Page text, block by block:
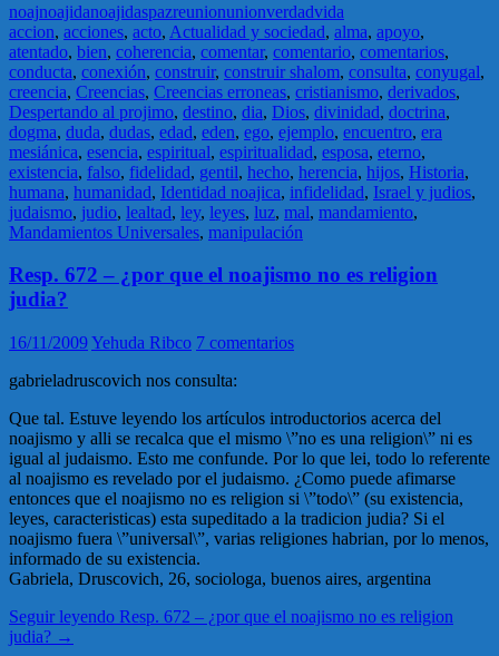
noajnoajidanoajidaspazreunionunionverdadvida
accion, acciones, acto, Actualidad y sociedad, alma, apoyo,
atentado, bien, coherencia, comentar, comentario, comentarios,
conducta, conexión, construir, construir shalom, consulta, conyugal,
creencia, Creencias, Creencias erroneas, cristianismo, derivados,
Despertando al projimo, destino, dia, Dios, divinidad, doctrina,
dogma, duda, dudas, edad, eden, ego, ejemplo, encuentro, era
mesiánica, esencia, espiritual, espiritualidad, esposa, eterno,
existencia, falso, fidelidad, gentil, hecho, herencia, hijos, Historia,
humana, humanidad, Identidad noajica, infidelidad, Israel y judios,
judaismo, judio, lealtad, ley, leyes, luz, mal, mandamiento,
Mandamientos Universales, manipulación
Resp. 672 – ¿por que el noajismo no es religion
judia?
16/11/2009Yehuda Ribco 7 comentarios
gabrieladruscovich nos consulta:
Que tal. Estuve leyendo los artículos introductorios acerca del
noajismo y alli se recalca que el mismo \”no es una religion\” ni es
igual al judaismo. Esto me confunde. Por lo que lei, todo lo referente
al noajismo es revelado por el judaismo. ¿Como puede afimarse
entonces que el noajismo no es religion si \”todo\” (su existencia,
leyes, caracteristicas) esta supeditado a la tradicion judia? Si el
noajismo fuera \”universal\”, varias religiones habrian, por lo menos,
informado de su existencia.
Gabriela, Druscovich, 26, sociologa, buenos aires, argentina
Seguir leyendo Resp. 672 – ¿por que el noajismo no es religion
judia? →